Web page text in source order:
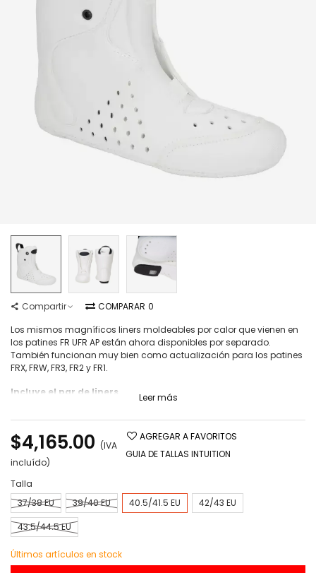
Compartir COMPARAR 0
Los mismos magníficos liners moldeables por calor que vienen en
los patines FR UFR AP están ahora disponibles por separado.
También funcionan muy bien como actualización para los patines
FRX, FRW, FR3, FR2 y FR1.
Incluye el par de liners
Leer más
$4,165.00 (IVA
incluído)
AGREGAR A FAVORITOS
GUIA DE TALLAS INTUITION
Talla
37/38 EU
39/40 EU 40.5/41.5 EU
42/43 EU
43.5/44.5 EU
Últimos artículos en stock